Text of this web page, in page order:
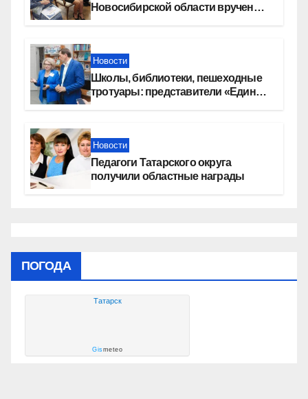
Новосибирской области вручены
Новости
Школы, библиотеки, пешеходные
тротуары: представители «Единой
Новости
Педагоги Татарского округа
получили областные награды
ПОГОДА
Татарск
Gismeteo